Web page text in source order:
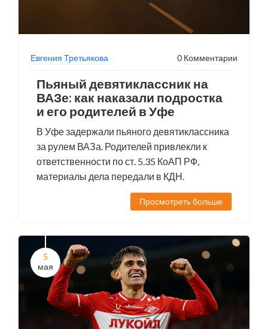
Евгения Третьякова 0 Комментарии
Пьяный девятиклассник на
ВАЗе: как наказали подростка
и его родителей в Уфе
В Уфе задержали пьяного девятиклассника
за рулем ВАЗа. Родителей привлекли к
ответственности по ст. 5.35 КоАП РФ,
материалы дела передали в КДН.
Просмотреть больше
5
мая